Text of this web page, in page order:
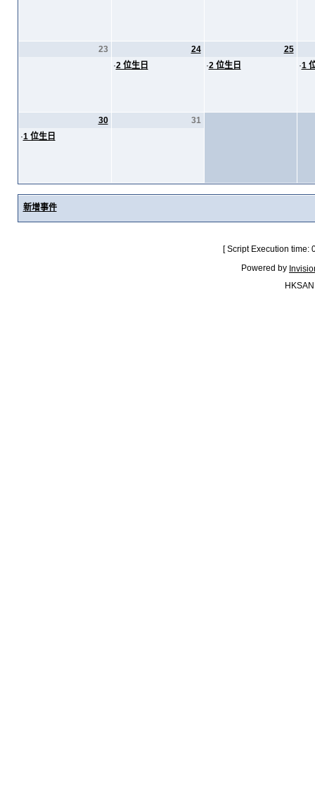
23
24
·2 位生日
25
·2 位生日 ·1
30
·1 位生日
31
新增事件
[ Script Execution
Powered by